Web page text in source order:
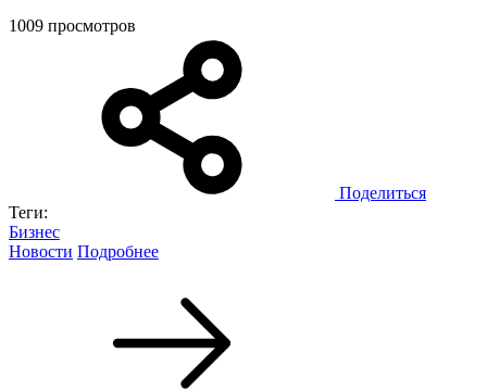
1009 просмотров
Поделиться
Теги:
Бизнес
Новости Подробнее